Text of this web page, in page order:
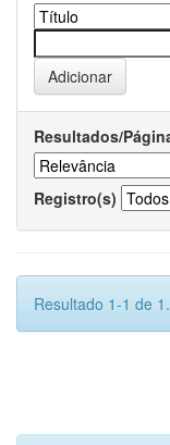
Resultados/
Registro(s)
Resultado 1-1 de 1.